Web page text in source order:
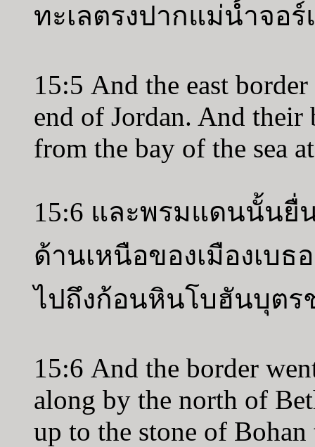
ทะเลตรงปากแม่น้ำจอ
15:5 And the east
end of Jordan. And their
from the bay of the sea
15:6 และพรมแดนนั้นยื่
ด้านเหนือของเมืองเบ
ไปถึงก้อนหินโบฮันบุตร
15:6 And the border
along by the north of
up to the stone of